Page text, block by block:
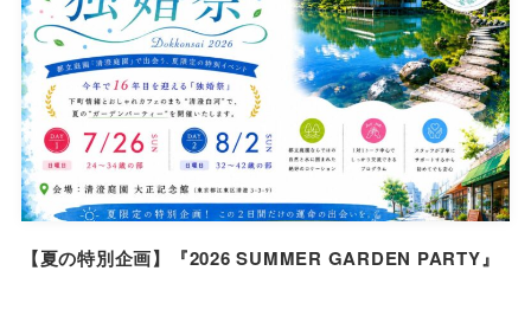
【夏の特別企画】『2026 SUMMER GARDEN PARTY』